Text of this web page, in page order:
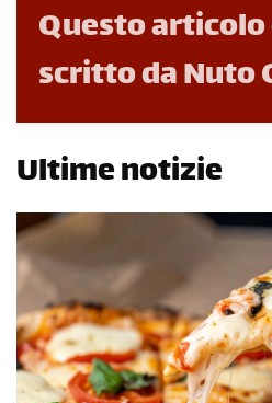
Questo
scritto da Nuto
Ultime notizie